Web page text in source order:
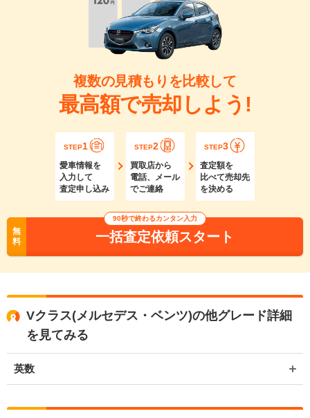
複数の見積もりを比較して
最高額で売却しよう!
STEP1
愛車情報を
入力して
査定申し込み
STEP2
買取店から
電話、メール
でご連絡
STEP3
査定額を
比べて売却先
を決める
無
料
90秒で終わるカンタン入力
一括査定依頼スタート
Vクラス(メルセデス・ベンツ)の他グレード詳細
を見てみる
英数